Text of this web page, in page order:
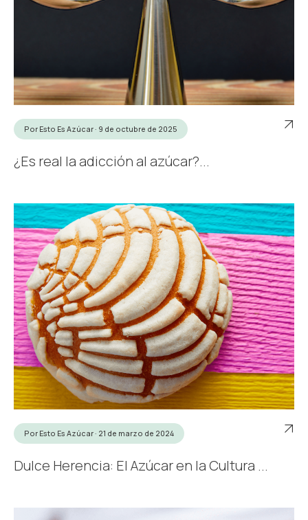
Por Esto Es Azúcar · 9 de octubre de 2025
¿Es real la adicción al azúcar?...
Por Esto Es Azúcar · 21 de marzo de 2024
Dulce Herencia: El Azúcar en la Cultura ...